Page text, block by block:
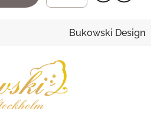
Bukowski Design